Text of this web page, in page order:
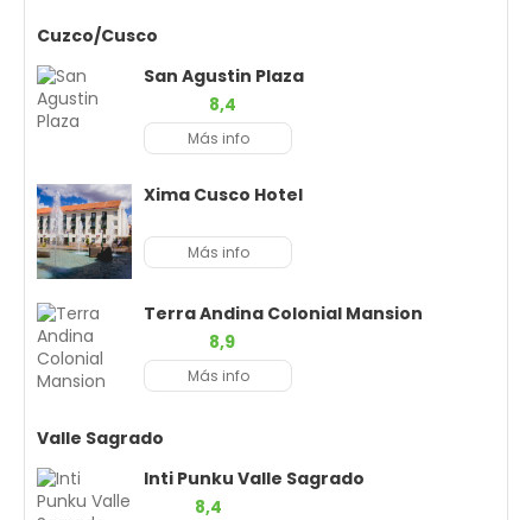
Cuzco/Cusco
San Agustin Plaza
8,4
Más info
Xima Cusco Hotel
Más info
Terra Andina Colonial Mansion
8,9
Más info
Valle Sagrado
Inti Punku Valle Sagrado
8,4